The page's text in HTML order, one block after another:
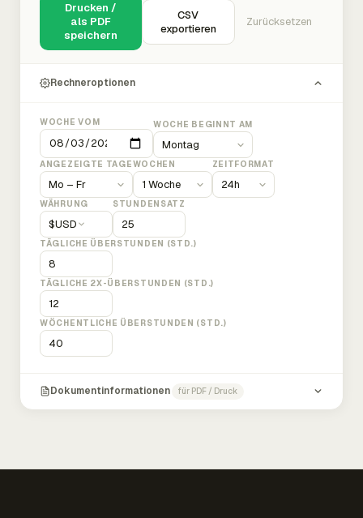
Drucken /
als PDF
speichern
CSV
exportieren
Zurücksetzen
Rechneroptionen
WOCHE VOM WOCHE BEGINNT AM
ANGEZEIGTE TAGEWOCHEN ZEITFORMAT
WÄHRUNG
$USD
STUNDENSATZ
TÄGLICHE ÜBERSTUNDEN (STD.)
TÄGLICHE 2X-ÜBERSTUNDEN (STD.)
WÖCHENTLICHE ÜBERSTUNDEN (STD.)
Dokumentinformationen für PDF / Druck